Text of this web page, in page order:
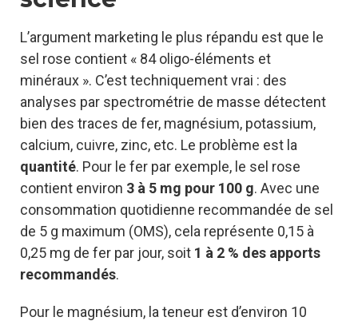
L’argument marketing le plus répandu est que le
sel rose contient « 84 oligo-éléments et
minéraux ». C’est techniquement vrai : des
analyses par spectrométrie de masse détectent
bien des traces de fer, magnésium, potassium,
calcium, cuivre, zinc, etc. Le problème est la
quantité. Pour le fer par exemple, le sel rose
contient environ 3 à 5 mg pour 100 g. Avec une
consommation quotidienne recommandée de sel
de 5 g maximum (OMS), cela représente 0,15 à
0,25 mg de fer par jour, soit 1 à 2 % des apports
recommandés.
Pour le magnésium, la teneur est d’environ 10